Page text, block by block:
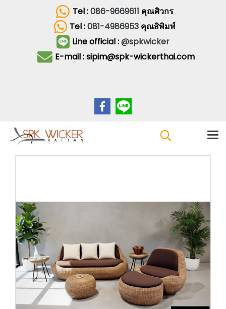
Tel :086-9669611 คุณศิวกร
Tel :081-4986953 คุณสิพิมพ์
Line official :@spkwicker
E-mail : sipim@spk-wickerthai.com